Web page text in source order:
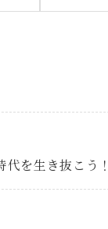
代を生き抜こう